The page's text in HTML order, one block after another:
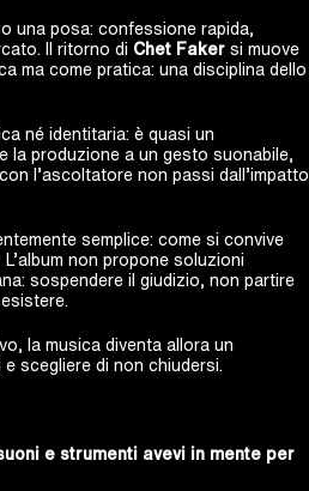
una posa: confessione rapida,
Il ritorno di Chet Faker si muove
ma come pratica: una disciplina dello
né identitaria: è quasi un
la produzione a un gesto suonabile,
l’ascoltatore non passi dall’impatto
semplice: come si convive
non propone soluzioni
sospendere il giudizio, non partire
la musica diventa allora un
scegliere di non chiudersi.
e strumenti avevi in mente per